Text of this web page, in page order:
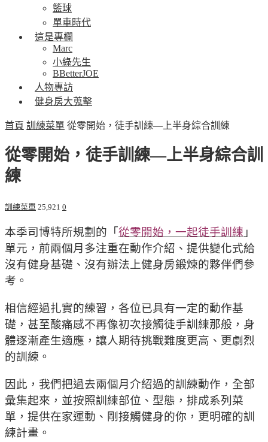
籃球
單車時代
這是專欄
Marc
小綠先生
BBetterJOE
人物專訪
健身房大蒐擊
首頁 訓練菜單 從零開始，徒手訓練—上半身綜合訓練
從零開始，徒手訓練—上半身綜合訓
練
訓練菜單 25,921 0
本季司博特所規劃的「 從零開始，一起徒手訓練 」
單元，前兩個月多注重在動作介紹、提供變化式給
沒有健身基礎、沒有辦法上健身房鍛煉的夥伴們參
考。
相信經過扎實的練習，各位已具有一定的動作基
礎，甚至酸痛感不再像初次接觸徒手訓練那般，身
體逐漸產生適應，讓人期待挑戰難度更高、更劇烈
的訓練。
因此，我們把過去兩個月介紹過的訓練動作，全部
彙集起來，並按照訓練部位、型態，排成系列菜
單，提供在家運動、剛接觸健身的你，更明確的訓
練計畫。